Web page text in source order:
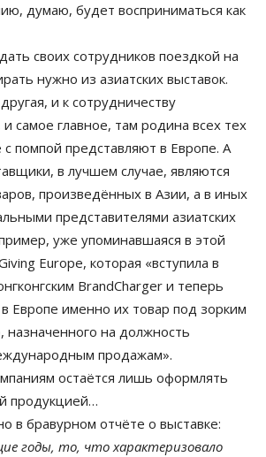
думаю, будет восприниматься как
своих сотрудников поездкой на
нужно из азиатских выставок.
и к сотрудничеству
самое главное, там родина всех тех
помпой представляют в Европе. А
в лучшем случае, являются
произведённых в Азии, а в иных
представителями азиатских
уже упоминавшаяся в этой
Europe, которая «вступила в
BrandCharger и теперь
Европе именно их товар под зорким
назначенного на должность
продажам».
остаётся лишь оформлять
продукцией…
в бравурном отчёте о выставке:
годы, то, что характеризовало